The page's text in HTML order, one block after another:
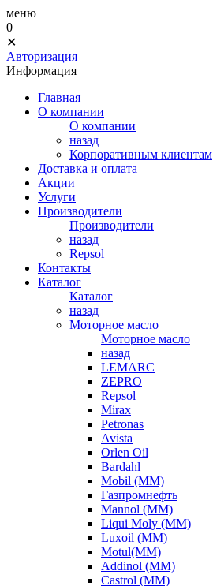
меню
0
✕
Авторизация
Информация
Главная
О компании
О компании
назад
Корпоративным клиентам
Доставка и оплата
Акции
Услуги
Производители
Производители
назад
Repsol
Контакты
Каталог
Каталог
назад
Моторное масло
Моторное масло
назад
LEMARC
ZEPRO
Repsol
Mirax
Petronas
Avista
Orlen Oil
Bardahl
Mobil (ММ)
Газпромнефть
Mannol (ММ)
Liqui Moly (ММ)
Luxoil (ММ)
Motul(ММ)
Addinol (ММ)
Castrol (ММ)